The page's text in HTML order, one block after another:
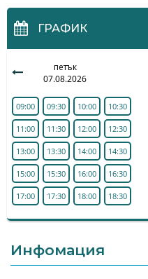
ГРАФИК
петък
07.08.2026
09:00 09:30 10:00 10:30
11:00 11:30 12:00 12:30
13:00 13:30 14:00 14:30
15:00 15:30 16:00 16:30
17:00 17:30 18:00 18:30
Инфомация